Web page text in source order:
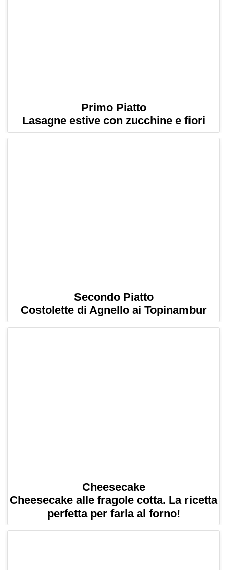
Primo Piatto
Lasagne estive con zucchine e fiori
Secondo Piatto
Costolette di Agnello ai Topinambur
Cheesecake
Cheesecake alle fragole cotta. La ricetta
perfetta per farla al forno!